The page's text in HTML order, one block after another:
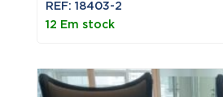
REF: 18403-2
12 Em stock